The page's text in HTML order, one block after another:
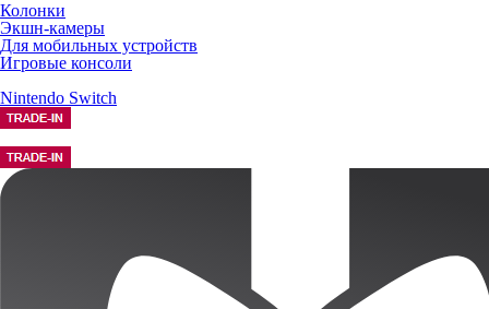
Колонки
Экшн-камеры
Для мобильных устройств
Игровые консоли
Nintendo Switch